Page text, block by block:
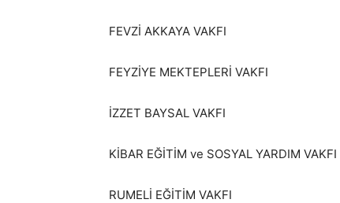
FEVZİ AKKAYA VAKFI
FEYZİYE MEKTEPLERİ VAKFI
İZZET BAYSAL VAKFI
KİBAR EĞİTİM ve SOSYAL YARDIM VAKFI
RUMELİ EĞİTİM VAKFI